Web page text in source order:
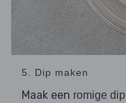
5. Dip maken
Maak een romige dip